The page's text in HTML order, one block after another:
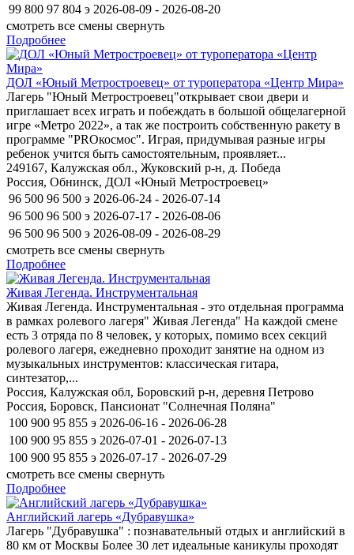
99 800 97 804 э 2026-08-09 - 2026-08-20
смотреть все смены свернуть
Подробнее
ДОЛ «Юный Метростроевец» от туроператора «Центр Мира»
Лагерь "Юный Метростроевец"открывает свои двери и
приглашает всех играть и побеждать в большой общелагерной
игре «Метро 2022», а так же построить собственную ракету в
программе "PROкосмос". Играя, придумывая разные игры
ребенок учится быть самостоятельным, проявляет...
249167, Калужская обл., Жуковский р-н, д. Победа
Россия, Обнинск, ДОЛ «Юный Метростроевец»
96 500 96 500 э 2026-06-24 - 2026-07-14
96 500 96 500 э 2026-07-17 - 2026-08-06
96 500 96 500 э 2026-08-09 - 2026-08-29
смотреть все смены свернуть
Подробнее
Живая Легенда. Инструментальная
Живая Легенда. Инструментальная - это отдельная программа
в рамках ролевого лагеря" Живая Легенда" На каждой смене
есть 3 отряда по 8 человек, у которых, помимо всех секций
ролевого лагеря, ежедневно проходит занятие на одном из
музыкальных инструментов: классическая гитара,
синтезатор,...
Россия, Калужская обл, Боровский р-н, деревня Петрово
Россия, Боровск, Пансионат "Солнечная Поляна"
100 900 95 855 э 2026-06-16 - 2026-06-28
100 900 95 855 э 2026-07-01 - 2026-07-13
100 900 95 855 э 2026-07-17 - 2026-07-29
смотреть все смены свернуть
Подробнее
Английский лагерь «Дубравушка»
Лагерь "Дубравушка" : познавательный отдых и английский в
80 км от Москвы Более 30 лет идеальные каникулы проходят